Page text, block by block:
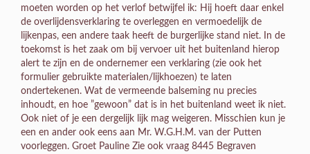
moeten worden op het verlof betwijfel ik: Hij hoeft daar enkel
de overlijdensverklaring te overleggen en vermoedelijk de
lijkenpas, een andere taak heeft de burgerlijke stand niet. In de
toekomst is het zaak om bij vervoer uit het buitenland hierop
alert te zijn en de ondernemer een verklaring (zie ook het
formulier gebruikte materialen/lijkhoezen) te laten
ondertekenen. Wat de vermeende balseming nu precies
inhoudt, en hoe ”gewoon” dat is in het buitenland weet ik niet.
Ook niet of je een dergelijk lijk mag weigeren. Misschien kun je
een en ander ook eens aan Mr. W.G.H.M. van der Putten
voorleggen. Groet Pauline Zie ook vraag 8445 Begraven